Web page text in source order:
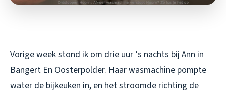
Vorige week stond ik om drie uur ‘s nachts bij Ann in
Bangert En Oosterpolder. Haar wasmachine pompte
water de bijkeuken in, en het stroomde richting de